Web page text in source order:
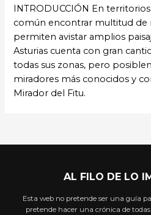
INTRODUCCIÓN En
común encontrar multitud de
permiten avistar amplios
Asturias cuenta con gran
todas sus zonas, pero
miradores más conocidos y
Mirador del Fitu.
AL FILO DE LO
Esta web no pretende ser una guía
pretende hacer una crónica de